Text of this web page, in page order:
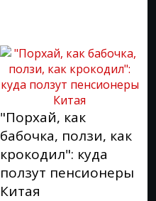
"Порхай, как
бабочка, ползи, как
крокодил": куда
ползут пенсионеры
Китая